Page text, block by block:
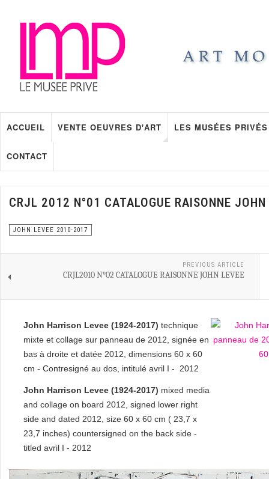
ACCUEIL VENTE OEUVRES D'ART LES MUSÉES PRIVÉS
CONTACT
CRJL 2012 N°01 CATALOGUE RAISONNE JOHN
JOHN LEVEE 2010-2017
PREVIOUS ARTICLE
CRJL2010 N°02 CATALOGUE RAISONNE JOHN LEVEE
John Harrison Levee (1924-2017) technique
mixte et collage sur panneau de 2012, signée en
bas à droite et datée 2012, dimensions 60 x 60
cm - Contresigné au dos, intitulé avril I - 2012
John Harrison Levee (1924-2017) mixed media
and collage on board 2012, signed lower right
side and dated 2012, size 60 x 60 cm ( 23,7 x
23,7 inches) countersigned on the back side -
titled avril I - 2012